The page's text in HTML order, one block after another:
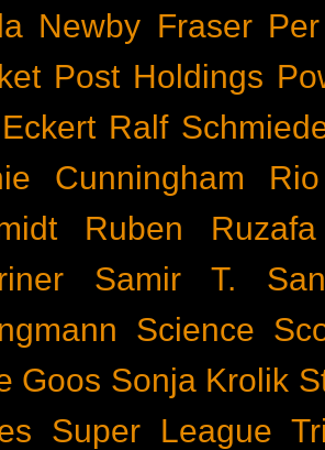
Newby Fraser
Post Holdings
Ralf
Cunningham
Rio
Ruben Ruzafa
Samir T.
Science
Goos Sonja Krolik
Super League